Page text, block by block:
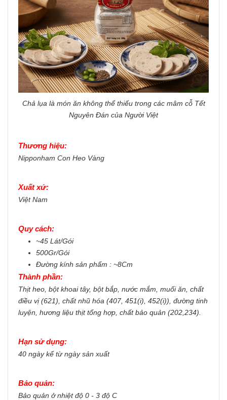
Chả lụa là món ăn không thể thiếu trong các mâm cỗ Tết
Nguyên Đán của Người Việt
Thương hiệu:
Nipponham Con Heo Vàng
Xuất xứ:
Việt Nam
Quy cách:
~45 Lát/Gói
500Gr/Gói
Đường kính sản phẩm : ~8Cm
Thành phần:
Thịt heo, bột khoai tây, bột bắp, nước mắm, muối ăn, chất
điều vị (621), chất nhũ hóa (407, 451(i), 452(i)), đường tinh
luyện, hương liệu thịt tổng hợp, chất bảo quản (202,234).
Hạn sử dụng:
40 ngày kể từ ngày sản xuất
Bảo quản:
Bảo quản ở nhiệt độ 0 - 3 độ C